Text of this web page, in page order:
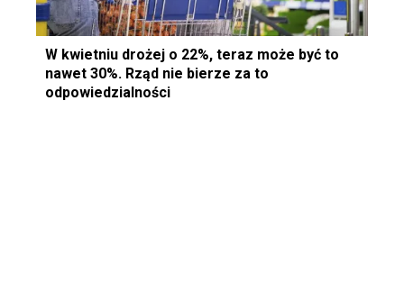
W kwietniu drożej o 22%, teraz może być to
nawet 30%. Rząd nie bierze za to
odpowiedzialności